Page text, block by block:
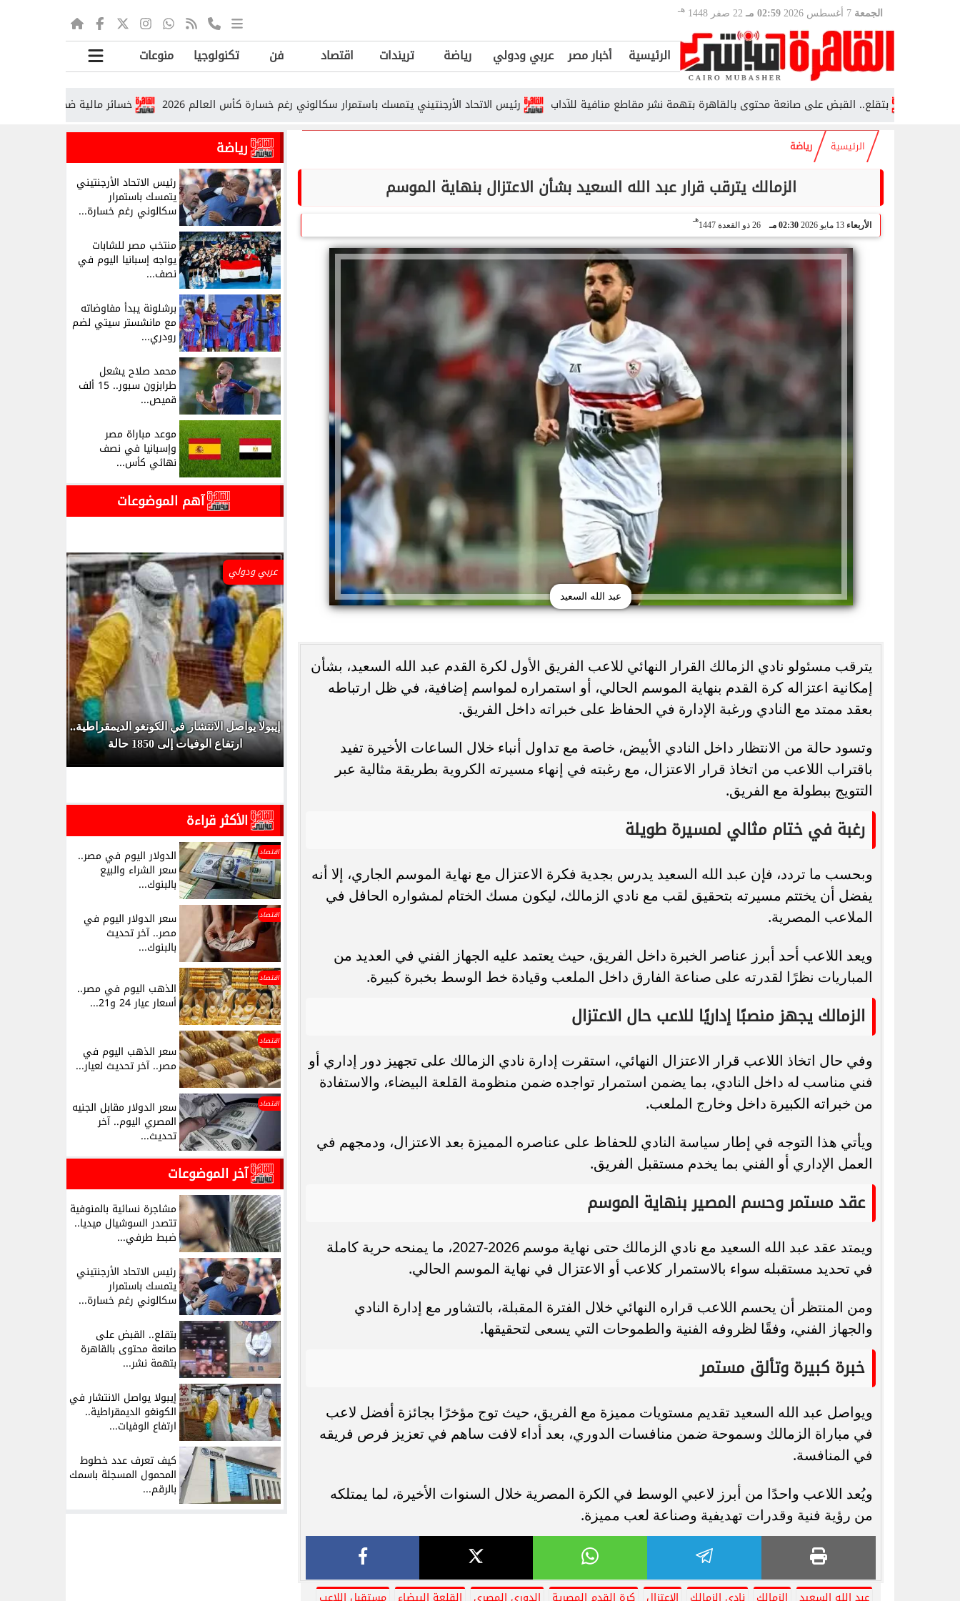
الجمعة 02:59 مـ 22 صفر 1448 هـ
الرئيسية أخبار مصر عربي ودولي رياضة تريندات اقتصاد فن تكنولوجيا منوعات
خسائر مالية ضخمة لإسرائيل بسبب رئيس الاتحاد الأرجنتيني يتمسك باستمرار سكالوني رغم خسارة كأس العالم 2026 بتقلع.. القبض على صانعة محتوى بالقاهرة بتهمة نشر مقاطع منافية للآداب
الرئيسية رياضة
الزمالك يترقب قرار عبد الله السعيد بشأن الاعتزال بنهاية الموسم
الأربعاء 13 مايو 2026 02:30 مـ 26 ذو القعدة 1447
هـ
عبد الله السعيد
يترقب مسئولو نادي الزمالك القرار النهائي للاعب الفريق الأول لكرة القدم عبد الله السعيد، بشأن
إمكانية اعتزاله كرة القدم بنهاية الموسم الحالي، أو استمراره لمواسم إضافية، في ظل ارتباطه
بعقد ممتد مع النادي ورغبة الإدارة في الحفاظ على خبراته داخل الفريق.
وتسود حالة من الانتظار داخل النادي الأبيض، خاصة مع تداول أنباء خلال الساعات الأخيرة تفيد
باقتراب اللاعب من اتخاذ قرار الاعتزال، مع رغبته في إنهاء مسيرته الكروية بطريقة مثالية عبر
التتويج ببطولة مع الفريق.
رغبة في ختام مثالي لمسيرة طويلة
وبحسب ما تردد، فإن عبد الله السعيد يدرس بجدية فكرة الاعتزال مع نهاية الموسم الجاري، إلا أنه
يفضل أن يختتم مسيرته بتحقيق لقب مع نادي الزمالك، ليكون مسك الختام لمشواره الحافل في
الملاعب المصرية.
ويعد اللاعب أحد أبرز عناصر الخبرة داخل الفريق، حيث يعتمد عليه الجهاز الفني في العديد من
المباريات نظرًا لقدرته على صناعة الفارق داخل الملعب وقيادة خط الوسط بخبرة كبيرة.
الزمالك يجهز منصبًا إداريًا للاعب حال الاعتزال
وفي حال اتخاذ اللاعب قرار الاعتزال النهائي، استقرت إدارة نادي الزمالك على تجهيز دور إداري أو
فني مناسب له داخل النادي، بما يضمن استمرار تواجده ضمن منظومة القلعة البيضاء، والاستفادة
من خبراته الكبيرة داخل وخارج الملعب.
ويأتي هذا التوجه في إطار سياسة النادي للحفاظ على عناصره المميزة بعد الاعتزال، ودمجهم في
العمل الإداري أو الفني بما يخدم مستقبل الفريق.
عقد مستمر وحسم المصير بنهاية الموسم
ويمتد عقد عبد الله السعيد مع نادي الزمالك حتى نهاية موسم 2026-2027، ما يمنحه حرية كاملة
في تحديد مستقبله سواء بالاستمرار كلاعب أو الاعتزال في نهاية الموسم الحالي.
ومن المنتظر أن يحسم اللاعب قراره النهائي خلال الفترة المقبلة، بالتشاور مع إدارة النادي
والجهاز الفني، وفقًا لظروفه الفنية والطموحات التي يسعى لتحقيقها.
خبرة كبيرة وتألق مستمر
ويواصل عبد الله السعيد تقديم مستويات مميزة مع الفريق، حيث توج مؤخرًا بجائزة أفضل لاعب
في مباراة الزمالك وسموحة ضمن منافسات الدوري، بعد أداء لافت ساهم في تعزيز فرص فريقه
في المنافسة.
ويُعد اللاعب واحدًا من أبرز لاعبي الوسط في الكرة المصرية خلال السنوات الأخيرة، لما يمتلكه
من رؤية فنية وقدرات تهديفية وصناعة لعب مميزة.
رياضة
رئيس الاتحاد الأرجنتيني
يتمسك باستمرار
سكالوني رغم خسارة...
منتخب مصر للشابات
يواجه إسبانيا اليوم في
نصف...
برشلونة يبدأ مفاوضاته
مع مانشستر سيتي لضم
رودري...
محمد صلاح يشعل
طرابزون سبور.. 15 ألف
قميص...
موعد مباراة مصر
وإسبانيا في نصف
نهائي كأس...
آهم الموضوعات
الدور الثاني بالقاهرة 2026
سكالوني رغم خسارة كأس العالم 2026
بتهمة نشر مقاطع منافية للآداب
عربي ودولي
إيبولا يواصل الانتشار في الكونغو الديمقراطية..
ارتفاع الوفيات إلى 1850 حالة
الأكثر قراءة
اقتصاد الدولار اليوم في مصر..
سعر الشراء والبيع
بالبنوك...
اقتصاد سعر الدولار اليوم في
مصر.. آخر تحديث
بالبنوك...
اقتصاد
الذهب اليوم في مصر..
أسعار عيار 24 و21...
اقتصاد
سعر الذهب اليوم في
مصر.. آخر تحديث لعيار...
اقتصاد سعر الدولار مقابل الجنيه
المصري اليوم.. آخر
تحديث...
آخر الموضوعات
مشاجرة نسائية بالمنوفية
تتصدر السوشيال ميديا..
ضبط طرفي...
رئيس الاتحاد الأرجنتيني
يتمسك باستمرار
سكالوني رغم خسارة...
بتقلع.. القبض على
صانعة محتوى بالقاهرة
بتهمة نشر...
إيبولا يواصل الانتشار في
الكونغو الديمقراطية..
ارتفاع الوفيات...
كيف تعرف عدد خطوط
المحمول المسجلة باسمك
بالرقم...